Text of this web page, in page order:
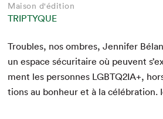
Maison d'édition
TRIPTYQUE
Trou­bles, nos ombres, Jen­nifer
un espace sécu­ri­taire où peu­vent
ment les per­son­nes LGBTQ2IA+,
tions au bon­heur et à la célébra­tion.